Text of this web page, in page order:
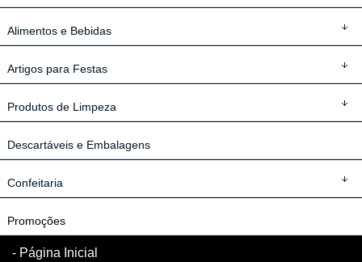
Alimentos e Bebidas
Artigos para Festas
Produtos de Limpeza
Descartáveis e Embalagens
Confeitaria
Promoções
Página Inicial